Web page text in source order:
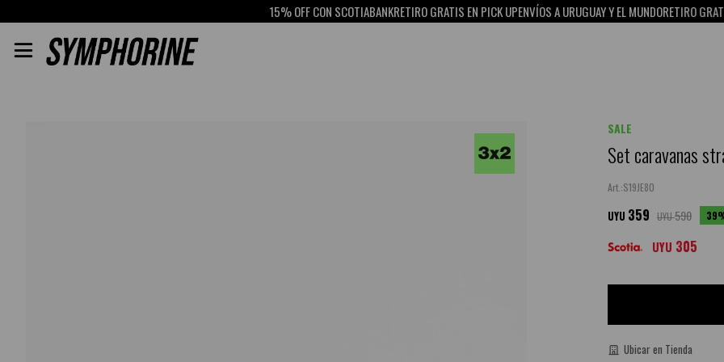
15% OFF CON SCOTIABANKRETIRO GRATIS EN PICK UPENVÍOS A URUGUAY Y EL MUNDORETIRO GRATIS EN

SALE
Set caravanas
S19JE80
UYU 359 UYU590 39
UYU 305
Ubicar en Tienda